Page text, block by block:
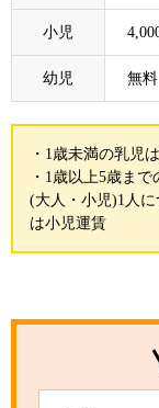
小児
幼児 無料
・1歳未満の乳児
・1歳以上5歳ま
(大人・小児)1人
は小児運賃